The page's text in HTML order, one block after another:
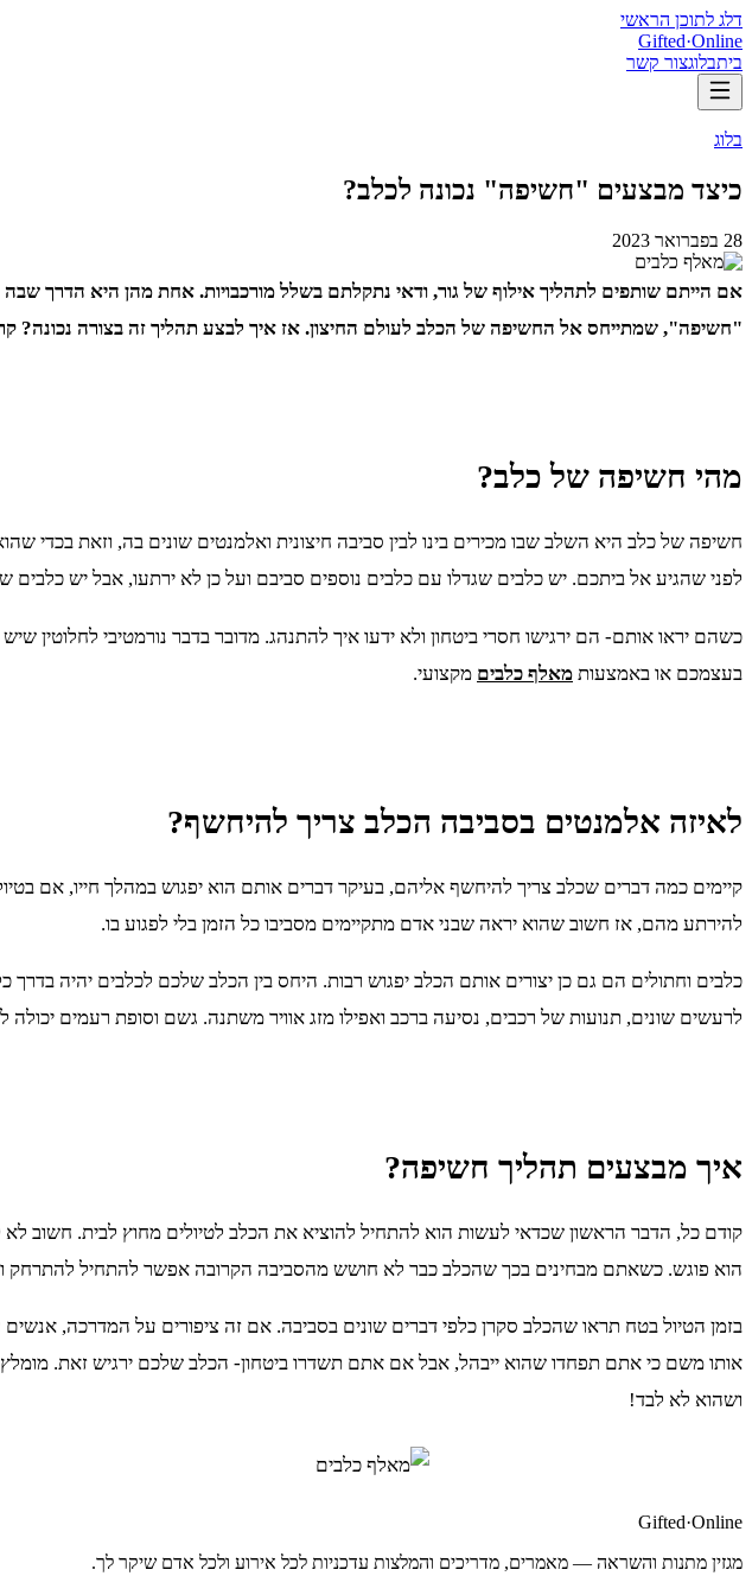
דלג לתוכן הראשי
Gifted·Online
ביתבלוגצור קשר
בלוג
כיצד מבצעים "חשיפה" נכונה לכלב?
28 בפברואר 2023
אם הייתם שותפים לתהליך אילוף של גור, ודאי נתקלתם בשלל מורכבויות. אחת מהן היא הדרך שבה
"חשיפה", שמתייחס אל החשיפה של הכלב לעולם החיצון. אז איך לבצע תהליך זה בצורה נכונה?
מהי חשיפה של כלב?
חשיפה של כלב היא השלב שבו מכירים בינו לבין סביבה חיצונית ואלמנטים שונים בה, וזאת בכדי
לפני שהגיע אל ביתכם. יש כלבים שגדלו עם כלבים נוספים סביבם ועל כן לא ירתעו, אבל יש
כשהם יראו אותם- הם ירגישו חסרי ביטחון ולא ידעו איך להתנהג. מדובר בדבר נורמטיבי
בעצמכם או באמצעות מאלף כלבים מקצועי.
לאיזה אלמנטים בסביבה הכלב צריך להיחשף?
קיימים כמה דברים שכלב צריך להיחשף אליהם, בעיקר דברים אותם הוא יפגוש במהלך חייו, אם
להירתע מהם, אז חשוב שהוא יראה שבני אדם מתקיימים מסביבו כל הזמן בלי לפגוע בו.
כלבים וחתולים הם גם כן יצורים אותם הכלב יפגוש רבות. היחס בין הכלב שלכם לכלבים יהיה
לרעשים שונים, תנועות של רכבים, נסיעה ברכב ואפילו מזג אוויר משתנה. גשם וסופת רעמים
איך מבצעים תהליך חשיפה?
קודם כל, הדבר הראשון שכדאי לעשות הוא להתחיל להוציא את הכלב לטיולים מחוץ לבית. חשוב
הוא פוגש. כשאתם מבחינים בכך שהכלב כבר לא חושש מהסביבה הקרובה אפשר להתחיל להתרחק
בזמן הטיול בטח תראו שהכלב סקרן כלפי דברים שונים בסביבה. אם זה ציפורים על המדרכה,
אותו משם כי אתם תפחדו שהוא ייבהל, אבל אם אתם תשדרו ביטחון- הכלב שלכם ירגיש זאת.
ושהוא לא לבד!
Gifted·Online
מגזין מתנות והשראה — מאמרים, מדריכים והמלצות עדכניות לכל אירוע ולכל אדם שיקר לך.